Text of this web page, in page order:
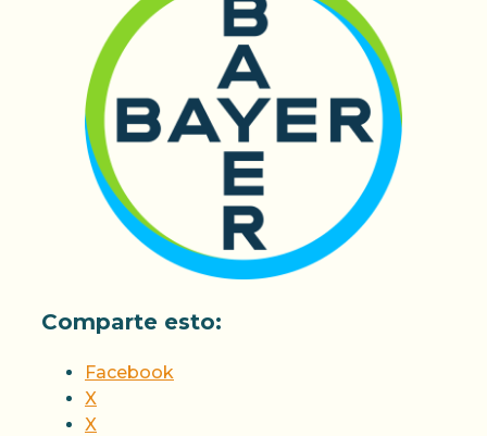
Comparte esto:
Facebook
X
X